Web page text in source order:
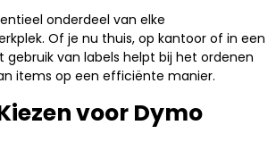
onderdeel van elke
Of je nu thuis, op kantoor of in een
gebruik van labels helpt bij het ordenen
items op een efficiënte manier.
voor Dymo